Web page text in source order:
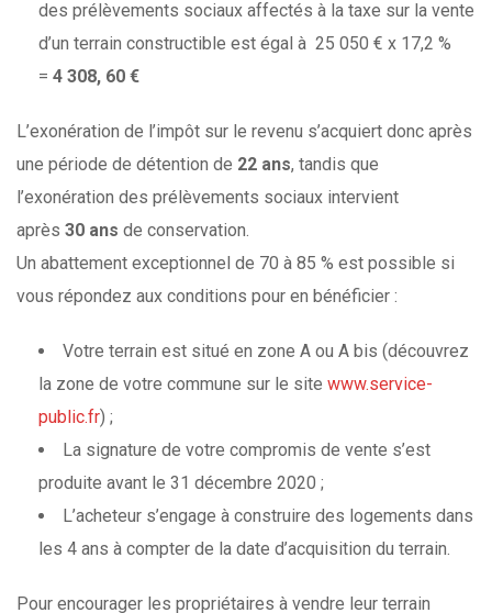
des prélèvements sociaux affectés à la taxe sur la vente
d’un terrain constructible est égal à 25 050 € x 17,2 %
= 4 308, 60 €
L’exonération de l’impôt sur le revenu s’acquiert donc après
une période de détention de 22 ans, tandis que
l’exonération des prélèvements sociaux intervient
après 30 ans de conservation.
Un abattement exceptionnel de 70 à 85 % est possible si
vous répondez aux conditions pour en bénéficier :
Votre terrain est situé en zone A ou A bis (découvrez
la zone de votre commune sur le site www.service-
public.fr) ;
La signature de votre compromis de vente s’est
produite avant le 31 décembre 2020 ;
L’acheteur s’engage à construire des logements dans
les 4 ans à compter de la date d’acquisition du terrain.
Pour encourager les propriétaires à vendre leur terrain